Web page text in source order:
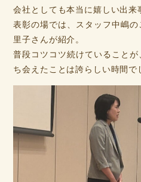
会社としても本当に嬉しい出
表彰の場では、スタッフ中嶋
里子さんが紹介。
普段コツコツ続けていること
ち会えたことは誇らしい時間で